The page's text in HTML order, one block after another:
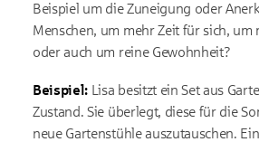
Beispiel um die Zuneigung oder
Menschen, um mehr Zeit für sich, um
oder auch um reine Gewohnheit?
Beispiel: Lisa besitzt ein Set aus
Zustand. Sie überlegt, diese für die
neue Gartenstühle auszutauschen.